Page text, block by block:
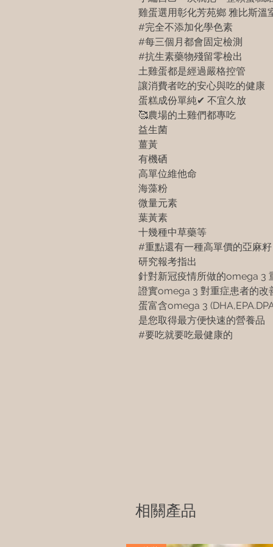
雞蛋選用彰化芳苑鄉 雅比斯溫
#完全不添加化學色素
#每三個月都會固定檢測
#抗生素藥物殘留零檢出
土雞蛋都是經過嚴格控管
讓消費者吃的安心與吃的健康
蛋糕成份單純✔ 不宜久放
🥰農場的土雞們都專吃
益生菌
薑黃
有機硒
高單位維他命
海藻粉
微量元素
葉黃素
十幾種中草藥等
#重點還有一種高單價的亞麻籽
研究報考指出
針對新冠疫情所做的omega 3
證實omega 3 對重症患者的改
蛋富含omega 3
是您取得最方便快速的營養品
#要吃就要吃最健康的
相關產品